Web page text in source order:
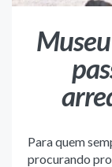
Para quem
procurando